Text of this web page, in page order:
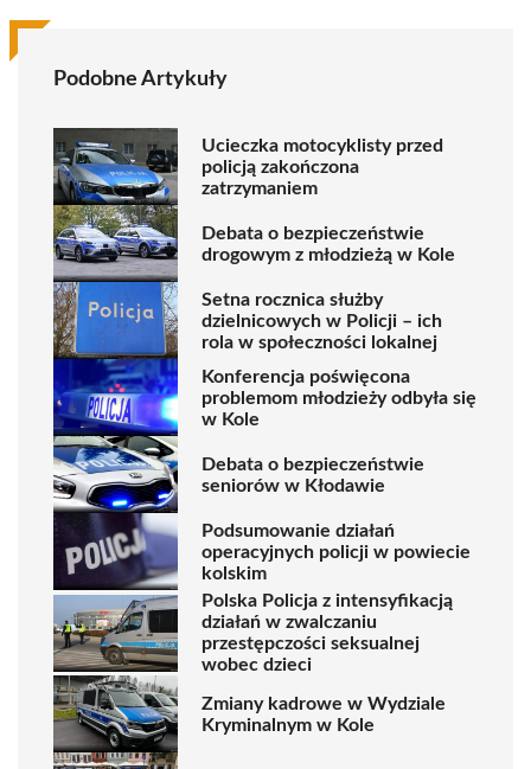
Podobne Artykuły
Ucieczka motocyklisty przed
policją zakończona
zatrzymaniem
Debata o bezpieczeństwie
drogowym z młodzieżą w Kole
Setna rocznica służby
dzielnicowych w Policji – ich
rola w społeczności lokalnej
Konferencja poświęcona
problemom młodzieży odbyła się
w Kole
Debata o bezpieczeństwie
seniorów w Kłodawie
Podsumowanie działań
operacyjnych policji w powiecie
kolskim
Polska Policja z intensyfikacją
działań w zwalczaniu
przestępczości seksualnej
wobec dzieci
Zmiany kadrowe w Wydziale
Kryminalnym w Kole